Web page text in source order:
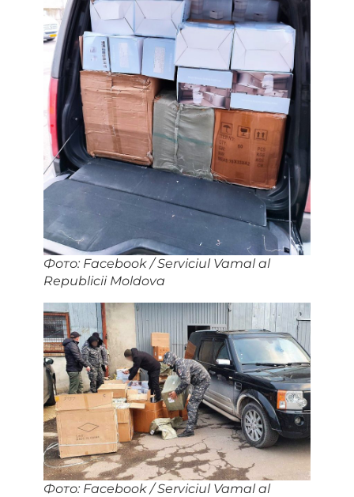
Фото: Facebook / Serviciul Vamal al
Republicii Moldova
Фото: Facebook / Serviciul Vamal al